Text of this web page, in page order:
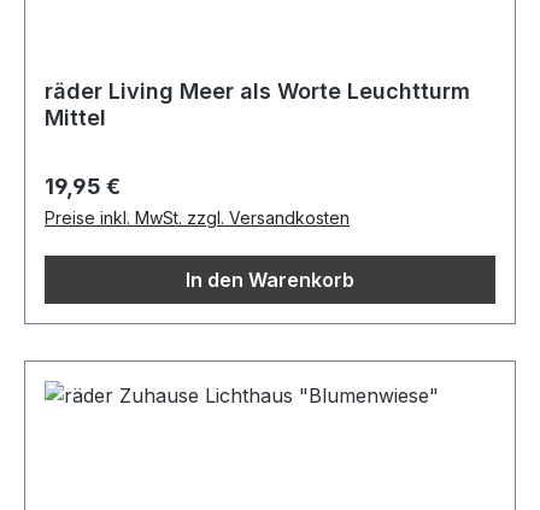
räder Living Meer als Worte Leuchtturm
Mittel
Regulärer Preis:
19,95 €
Preise inkl. MwSt. zzgl. Versandkosten
In den Warenkorb